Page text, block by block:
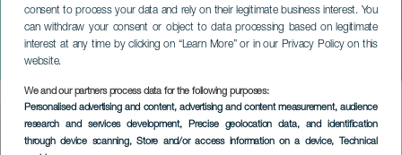
consent to process your data and rely on their legitimate business interest. You
can withdraw your consent or object to data processing based on legitimate
interest at any time by clicking on “Learn More” or in our Privacy Policy on this
website.
We and our partners process data for the following purposes:
Personalised advertising and content, advertising and content measurement, audience
research and services development, Precise geolocation data, and identification
through device scanning, Store and/or access information on a device, Technical
Jazz Otoño
GRAN CANARIA
Imagen
Listado